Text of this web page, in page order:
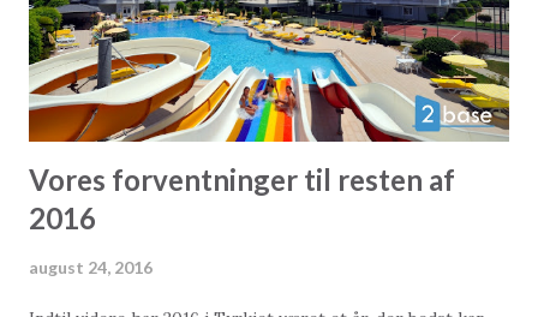
informationer på denne, så kan det godt betale sig at kikke
den og komplekset efter i sømmene.
Vores forventninger til resten af
2016
august 24, 2016